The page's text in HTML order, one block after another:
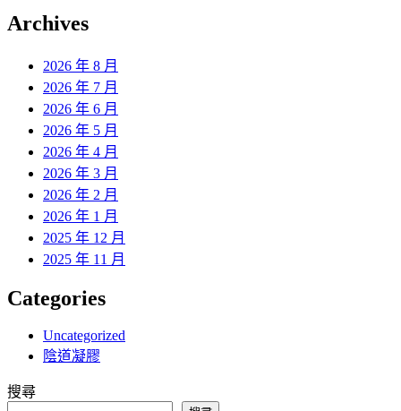
覽
文
Archives
2026 年 8 月
2026 年 7 月
2026 年 6 月
2026 年 5 月
2026 年 4 月
2026 年 3 月
2026 年 2 月
2026 年 1 月
2025 年 12 月
2025 年 11 月
Categories
Uncategorized
陰道凝膠
搜尋